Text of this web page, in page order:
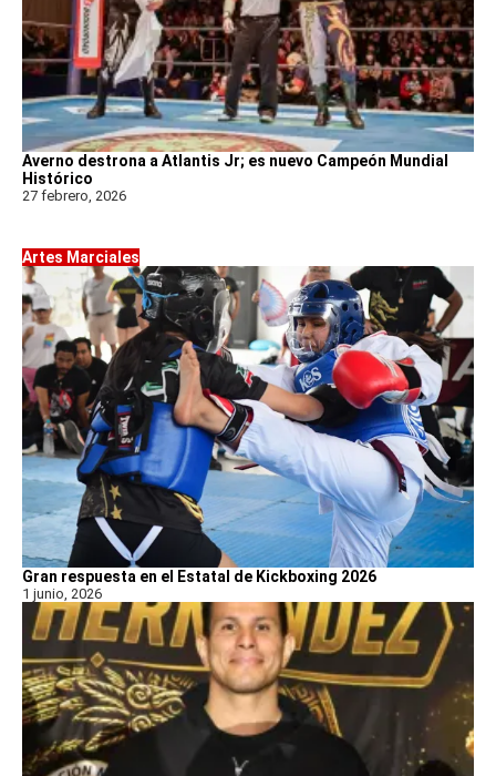
Averno destrona a Atlantis Jr; es nuevo Campeón Mundial
Histórico
27 febrero, 2026
Artes Marciales
Gran respuesta en el Estatal de Kickboxing 2026
1 junio, 2026